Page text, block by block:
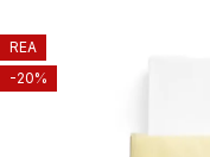
REA
-20%